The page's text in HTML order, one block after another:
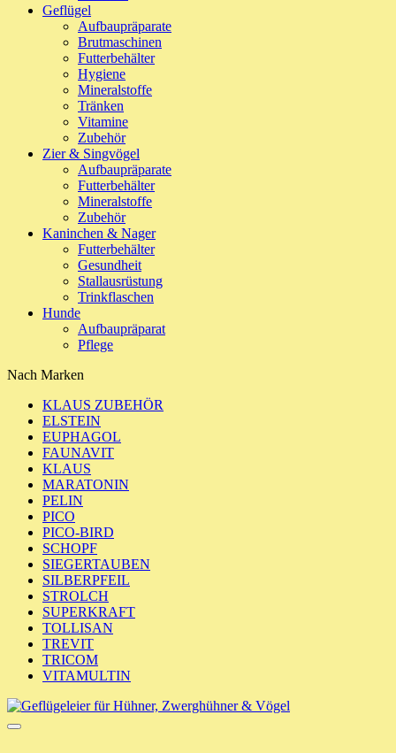
Geflügel
Aufbaupräparate
Brutmaschinen
Futterbehälter
Hygiene
Mineralstoffe
Tränken
Vitamine
Zubehör
Zier & Singvögel
Aufbaupräparate
Futterbehälter
Mineralstoffe
Zubehör
Kaninchen & Nager
Futterbehälter
Gesundheit
Stallausrüstung
Trinkflaschen
Hunde
Aufbaupräparat
Pflege
Nach Marken
KLAUS ZUBEHÖR
ELSTEIN
EUPHAGOL
FAUNAVIT
KLAUS
MARATONIN
PELIN
PICO
PICO-BIRD
SCHOPF
SIEGERTAUBEN
SILBERPFEIL
STROLCH
SUPERKRAFT
TOLLISAN
TREVIT
TRICOM
VITAMULTIN